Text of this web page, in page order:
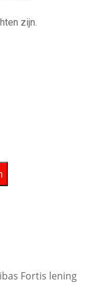
zijn.
Fortis lening